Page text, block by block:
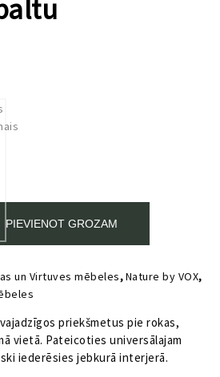
PIEVIENOT GROZAM
un Virtuves mēbeles,Nature by VOX,
priekšmetus pie rokas,
vietā. Pateicoties universālajam
iederēsies jebkurā interjerā.